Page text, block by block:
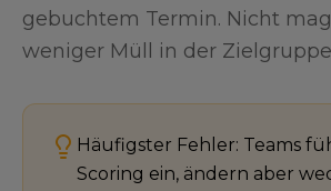
gebuchtem Termin. Nicht
weniger Müll in der
Häufigster Fehler: Teams
Scoring ein, ändern aber